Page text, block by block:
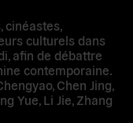
cinéastes,
culturels dans
afin de débattre
contemporaine.
Chen Jing,
Yue, Li Jie, Zhang